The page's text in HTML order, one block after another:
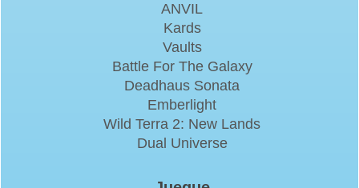
ANVIL
Kards
Vaults
Battle For The Galaxy
Deadhaus Sonata
Emberlight
Wild Terra 2: New Lands
Dual Universe